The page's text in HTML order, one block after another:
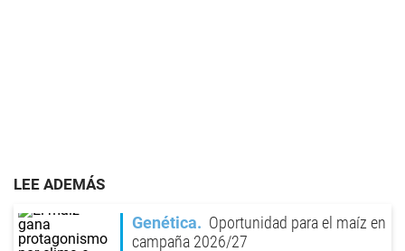
LEE ADEMÁS
Genética
Oportunidad para el maíz en
campaña 2026/27